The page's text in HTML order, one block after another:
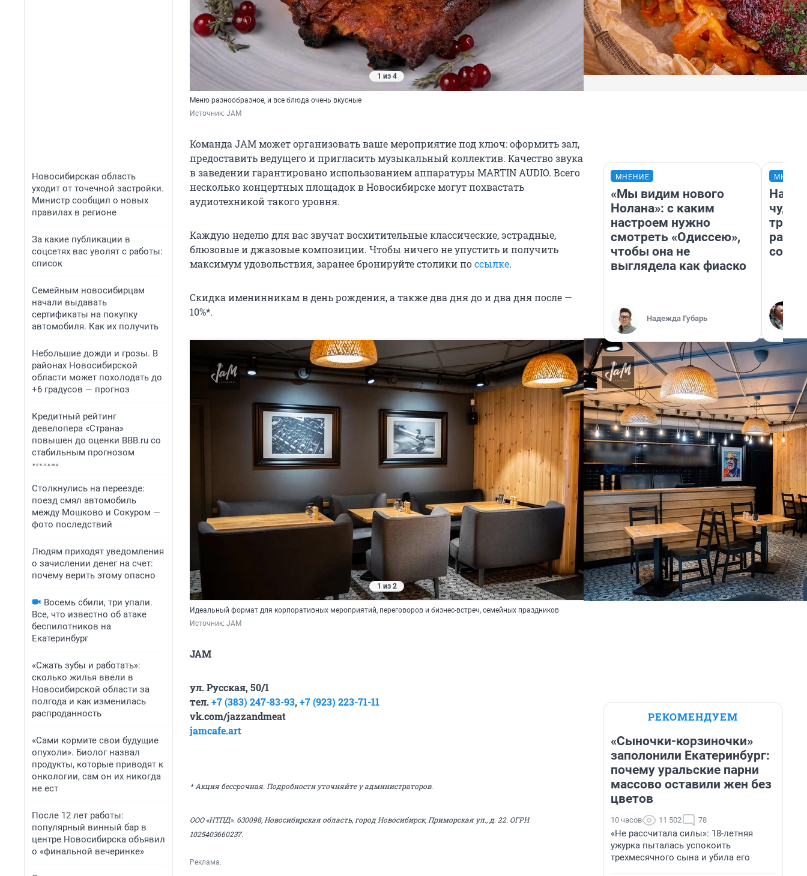
Новосибирская область
уходит от точечной застройки.
Министр сообщил о новых
правилах в регионе
За какие публикации в
соцсетях вас уволят с работы:
список
Семейным новосибирцам
начали выдавать
сертификаты на покупку
автомобиля. Как их получить
Небольшие дожди и грозы. В
районах Новосибирской
области может похолодать до
+6 градусов — прогноз
Кредитный рейтинг
девелопера «Страна»
повышен до оценки BBB.ru со
стабильным прогнозом
Столкнулись на переезде:
поезд смял автомобиль
между Мошково и Сокуром —
фото последствий
Людям приходят уведомления
о зачислении денег на счет:
почему верить этому опасно
Восемь сбили, три упали.
Все, что известно об атаке
беспилотников на
Екатеринбург
«Сжать зубы и работать»:
сколько жилья ввели в
Новосибирской области за
полгода и как изменилась
распроданность
«Сами кормите свои будущие
опухоли». Биолог назвал
продукты, которые приводят к
онкологии, сам он их никогда
не ест
После 12 лет работы:
популярный винный бар в
центре Новосибирска объявил
о «финальной вечеринке»
1 из 4
Меню разнообразное, и все блюда очень вкусные
Источник: JAM
Команда JAM может организовать ваше мероприятие под ключ: оформить зал,
предоставить ведущего и пригласить музыкальный коллектив. Качество звука
в заведении гарантировано использованием аппаратуры MARTIN AUDIO. Всего
несколько концертных площадок в Новосибирске могут похвастать
аудиотехникой такого уровня.
Каждую неделю для вас звучат восхитительные классические, эстрадные,
блюзовые и джазовые композиции. Чтобы ничего не упустить и получить
максимум удовольствия, заранее бронируйте столики поссылке.
Скидка именинникам в день рождения, а также два дня до и два дня после —
10%*.
1 из 2
Идеальный формат для корпоративных мероприятий, переговоров и бизнес-встреч, семейных праздников
Источник: JAM
JAM
ул. Русская, 50/1
тел.+7 (383) 247-83-93,+7 (923) 223-71-11
vk.com/jazzandmeat
jamcafe.art
* Акция бессрочная. Подробности уточняйте у администраторов.
ООО «НТПД». 630098, Новосибирская область, город Новосибирск, Приморская ул., д. 22. ОГРН
1025403660237.
Реклама.
МНЕНИЕ
«Мы видим нового
Нолана»: с каким
настроем нужно
смотреть «Одиссею»,
чтобы она не
выглядела как фиаско
Надежда Губарь
РЕКОМЕНДУЕМ
«Сыночки-корзиночки»
заполонили Екатеринбург:
почему уральские парни
массово оставили жен без
цветов
10 часов 11 502 78
«Не рассчитала силы»: 18-летняя
ужурка пыталась успокоить
трехмесячного сына и убила его